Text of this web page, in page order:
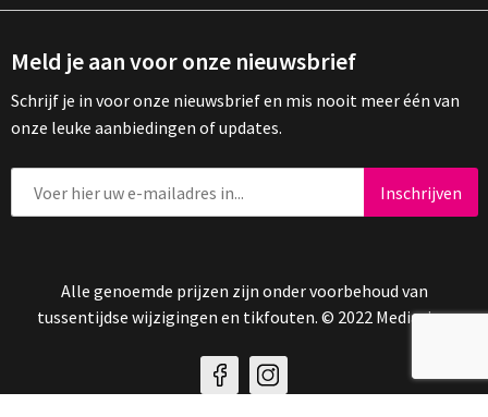
Meld je aan voor onze nieuwsbrief
Schrijf je in voor onze nieuwsbrief en mis nooit meer één van
onze leuke aanbiedingen of updates.
Alle genoemde prijzen zijn onder voorbehoud van
tussentijdse wijzigingen en tikfouten. © 2022 Mediasign